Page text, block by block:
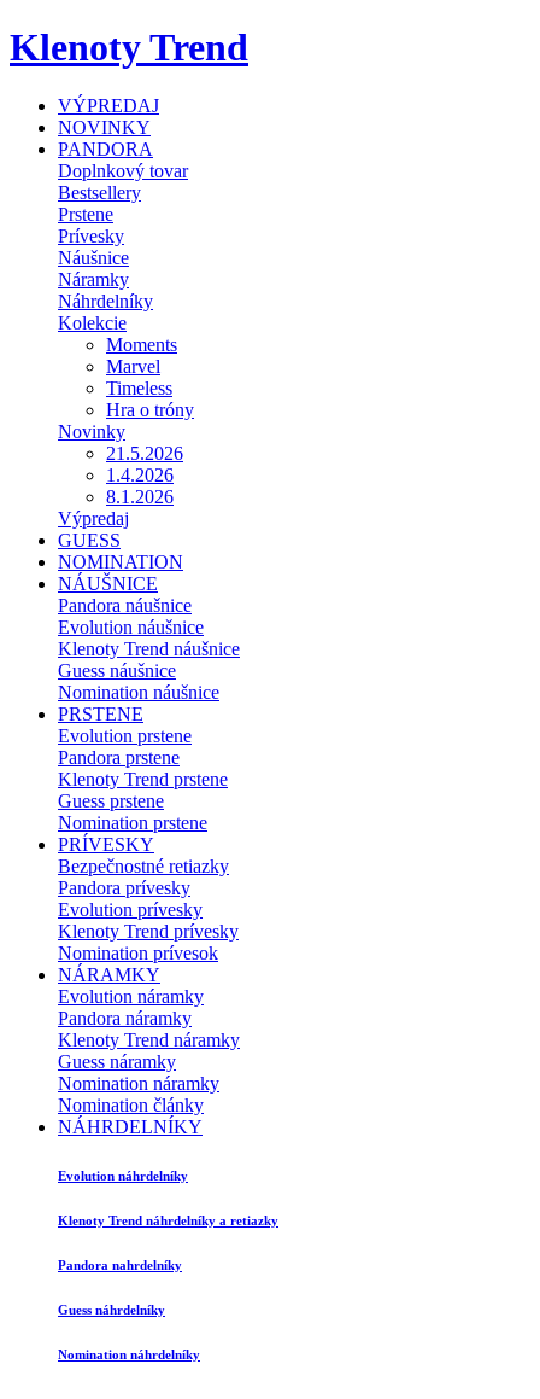
Klenoty Trend
VÝPREDAJ
NOVINKY
PANDORA
Doplnkový tovar
Bestsellery
Prstene
Prívesky
Náušnice
Náramky
Náhrdelníky
Kolekcie
Moments
Marvel
Timeless
Hra o tróny
Novinky
21.5.2026
1.4.2026
8.1.2026
Výpredaj
GUESS
NOMINATION
NÁUŠNICE
Pandora náušnice
Evolution náušnice
Klenoty Trend náušnice
Guess náušnice
Nomination náušnice
PRSTENE
Evolution prstene
Pandora prstene
Klenoty Trend prstene
Guess prstene
Nomination prstene
PRÍVESKY
Bezpečnostné retiazky
Pandora prívesky
Evolution prívesky
Klenoty Trend prívesky
Nomination prívesok
NÁRAMKY
Evolution náramky
Pandora náramky
Klenoty Trend náramky
Guess náramky
Nomination náramky
Nomination články
NÁHRDELNÍKY
Evolution náhrdelníky
Klenoty Trend náhrdelníky a retiazky
Pandora nahrdelníky
Guess náhrdelníky
Nomination náhrdelníky